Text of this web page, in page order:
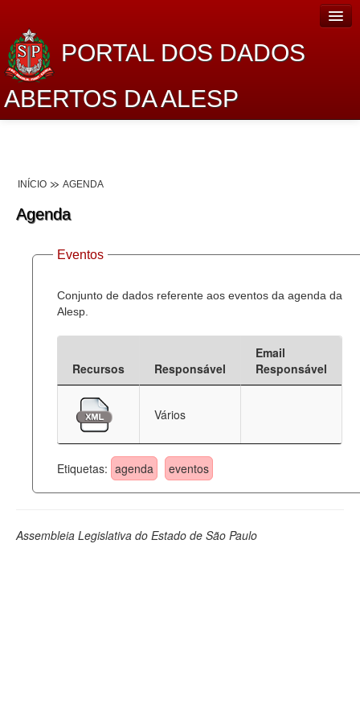
PORTAL DOS DADOS
ABERTOS DA ALESP
Lei de Acesso à Informação
Dados Governamentais Abertos
Planejamento
Catálogo de dados
Deputados Estaduais
Administração
Legislação
INÍCIO AGENDA
Agenda
Eventos
Conjunto de dados referente aos eventos da agenda da
Alesp.
Recursos Responsável
Email
Responsável
Vários
Etiquetas: agenda eventos
Assembleia Legislativa do Estado de São Paulo